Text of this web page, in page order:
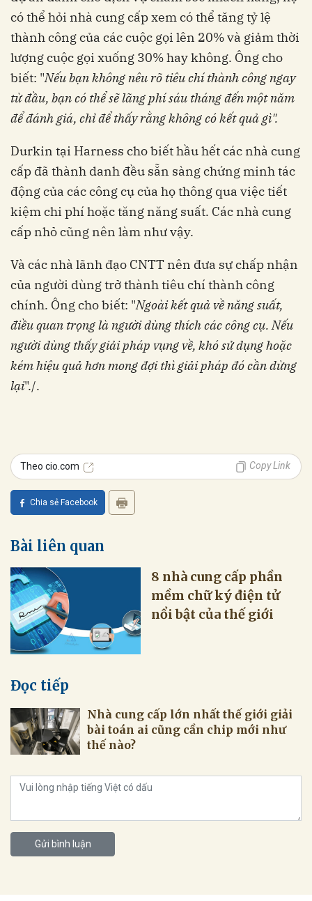
có thể hỏi nhà cung cấp xem có thể tăng tỷ lệ
thành công của các cuộc gọi lên 20% và giảm thời
lượng cuộc gọi xuống 30% hay không. Ông cho
biết: "Nếu bạn không nêu rõ tiêu chí thành công ngay
từ đầu, bạn có thể sẽ lãng phí sáu tháng đến một năm
để đánh giá, chỉ để thấy rằng không có kết quả gì".
Durkin tại Harness cho biết hầu hết các nhà cung
cấp đã thành danh đều sẵn sàng chứng minh tác
động của các công cụ của họ thông qua việc tiết
kiệm chi phí hoặc tăng năng suất. Các nhà cung
cấp nhỏ cũng nên làm như vậy.
Và các nhà lãnh đạo CNTT nên đưa sự chấp nhận
của người dùng trở thành tiêu chí thành công
chính. Ông cho biết: "Ngoài kết quả về năng suất,
điều quan trọng là người dùng thích các công cụ. Nếu
người dùng thấy giải pháp vụng về, khó sử dụng hoặc
kém hiệu quả hơn mong đợi thì giải pháp đó cần dừng
lại"./.
Theo cio.com Copy Link
Chia sẻ Facebook
Bài liên quan
8 nhà cung cấp phần
mềm chữ ký điện tử
nổi bật của thế giới
Đọc tiếp
Nhà cung cấp lớn nhất thế giới giải
bài toán ai cũng cần chip mới như
thế nào?
Gửi bình luận